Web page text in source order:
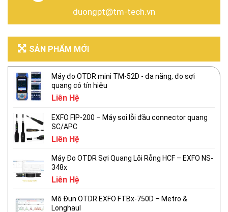
duongpt@tm-tech.vn
SẢN PHẨM MỚI
Máy đo OTDR mini TM-52D - đa năng, đo sợi
quang có tín hiệu
Liên Hệ
EXFO FIP-200 – Máy soi lỗi đầu connector quang
SC/APC
Liên Hệ
Máy Đo OTDR Sợi Quang Lõi Rỗng HCF – EXFO NS-
348x
Liên Hệ
Mô Đun OTDR EXFO FTBx-750D – Metro &
Longhaul